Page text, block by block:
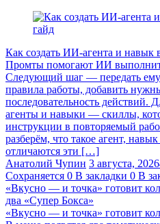
Как создать ИИ-агента и
Промты помогают ИИ
Следующий шаг — передать ему
правила работы, добавить
последовательность действий.
агенты и навыки — скиллы,
инструкции в повторяемый
разберём, что такое агент,
отличаются эти […]
Анатолий Чупин 3 августа, 2026
Сохраняется 0 В закладки 0 В
«Вкусно — и точка» готовит
два «Супер Бокса»
«Вкусно — и точка» готовит